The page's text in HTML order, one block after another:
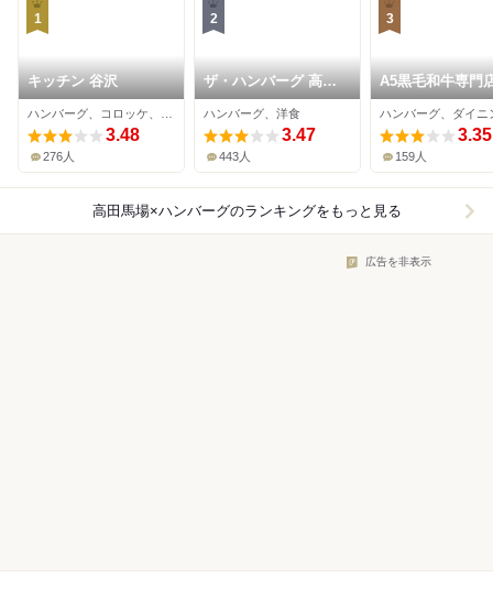
1
キッチン 谷沢
3.48
276人
2
ザ・ハンバーグ 高田
馬場店
ハンバーグ、洋食
3.47
443人
3
A5黒毛和牛専門
んばーぐ ますお
3.35
159人
高田馬場×ハンバーグのランキングをもっと見る
広告を非表示